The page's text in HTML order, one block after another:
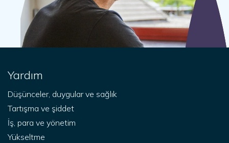
Yardım
Düşünceler, duygular ve sağlık
Tartışma ve şiddet
İş, para ve yönetim
Yükseltme